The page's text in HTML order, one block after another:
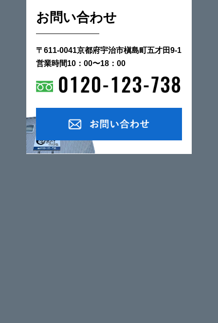
お問い合わせ
〒611-0041京都府宇治市槇島町五才田9-1
営業時間10：00〜18：00